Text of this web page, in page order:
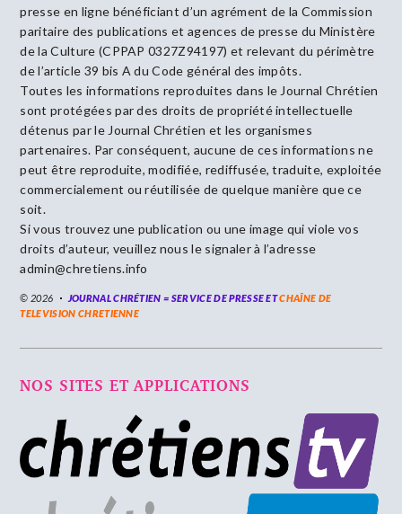
presse en ligne bénéficiant d’un agrément de la Commission
paritaire des publications et agences de presse du Ministère
de la Culture (CPPAP 0327Z94197) et relevant du périmètre
de l’article 39 bis A du Code général des impôts.
Toutes les informations reproduites dans le Journal Chrétien
sont protégées par des droits de propriété intellectuelle
détenus par le Journal Chrétien et les organismes
partenaires. Par conséquent, aucune de ces informations ne
peut être reproduite, modifiée, rediffusée, traduite, exploitée
commercialement ou réutilisée de quelque manière que ce
soit.
Si vous trouvez une publication ou une image qui viole vos
droits d’auteur, veuillez nous le signaler à l’adresse
admin@chretiens.info
© 2026 JOURNAL CHRÉTIEN = SERVICE DE PRESSE ETCHAÎNE DE
TELEVISION CHRETIENNE
NOS SITES ET APPLICATIONS